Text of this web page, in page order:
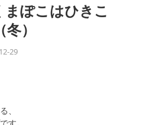
まぽこはひきこ
）
29
、